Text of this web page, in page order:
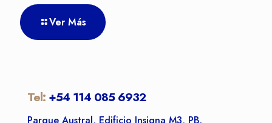
Ver Más
Tel: +54 114 085 6932